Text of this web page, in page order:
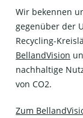
Wir bekennen
gegenüber der
Recycling-
BellandVision
nachhaltige
von CO2.
Zum